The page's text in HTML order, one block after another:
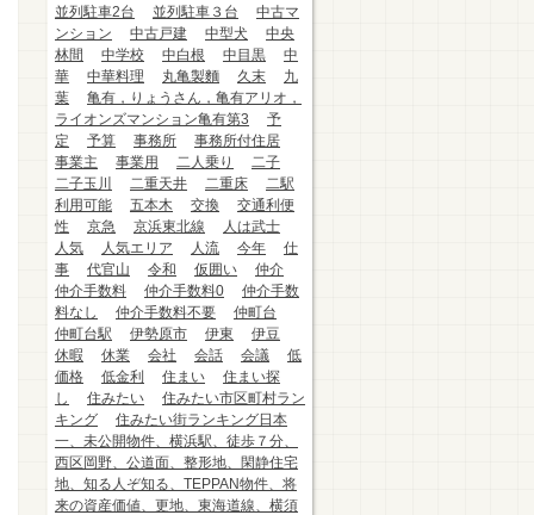
並列駐車2台
並列駐車３台
中古マ
ンション
中古戸建 中型犬
中央
林間
中学校 中白根 中目黒
中
華
中華料理 丸亀製麵 久末
九
葉
亀有，りょうさん，亀有アリオ，
ライオンズマンション亀有第3
予
定
予算 事務所
事務所付住居
事業主
事業用 二人乗り
二子
二子玉川
二重天井 二重床
二駅
利用可能
五本木 交換
交通利便
性
京急 京浜東北線
人は武士
人気
人気エリア 人流 今年
仕
事
代官山 令和 仮囲い
仲介
仲介手数料
仲介手数料0
仲介手数
料なし
仲介手数料不要
仲町台
仲町台駅
伊勢原市 伊東
伊豆
休暇
休業 会社 会話 会議
低
価格
低金利 住まい
住まい探
し
住みたい
住みたい市区町村ラン
キング
住みたい街ランキング日本
一、未公開物件、横浜駅、徒歩７分、
西区岡野、公道面、整形地、閑静住宅
地、知る人ぞ知る、TEPPAN物件、将
来の資産価値、更地、東海道線、横須